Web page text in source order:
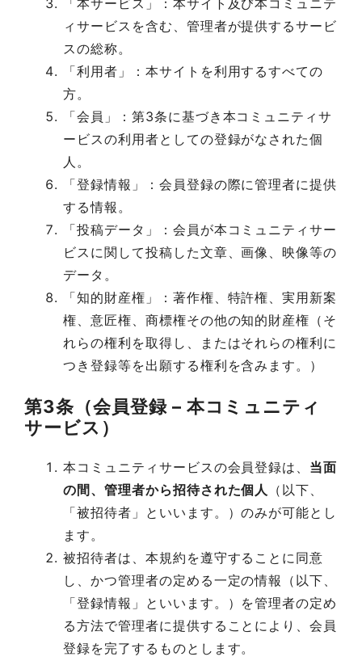
「本サービス」：本サイト及び本コミュニテ
ィサービスを含む、管理者が提供するサービ
スの総称。
「利用者」：本サイトを利用するすべての
方。
「会員」：第3条に基づき本コミュニティサ
ービスの利用者としての登録がなされた個
人。
「登録情報」：会員登録の際に管理者に提供
する情報。
「投稿データ」：会員が本コミュニティサー
ビスに関して投稿した文章、画像、映像等の
データ。
「知的財産権」：著作権、特許権、実用新案
権、意匠権、商標権その他の知的財産権（そ
れらの権利を取得し、またはそれらの権利に
つき登録等を出願する権利を含みます。）
第3条（会員登録 – 本コミュニティ
サービス）
本コミュニティサービスの会員登録は、 当面
の間、管理者から招待された個人 （以下、
「被招待者」といいます。）のみが可能とし
ます。
被招待者は、本規約を遵守することに同意
し、かつ管理者の定める一定の情報（以下、
「登録情報」といいます。）を管理者の定め
る方法で管理者に提供することにより、会員
登録を完了するものとします。